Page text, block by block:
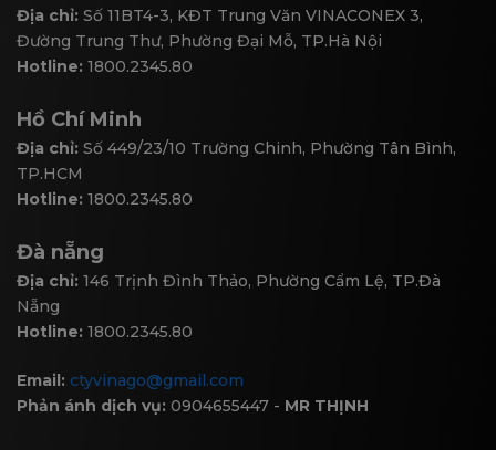
Địa chỉ: Số 11BT4-3, KĐT Trung Văn VINACONEX 3,
Đường Trung Thư, Phường Đại Mỗ, TP.Hà Nội
Hotline: 1800.2345.80
Hồ Chí Minh
Địa chỉ: Số 449/23/10 Trường Chinh, Phường Tân Bình,
TP.HCM
Hotline: 1800.2345.80
Đà nẵng
Địa chỉ: 146 Trịnh Đình Thảo, Phường Cẩm Lệ, TP.Đà
Nẵng
Hotline: 1800.2345.80
Email: ctyvinago@gmail.com
Phản ánh dịch vụ: 0904655447 - MR THỊNH